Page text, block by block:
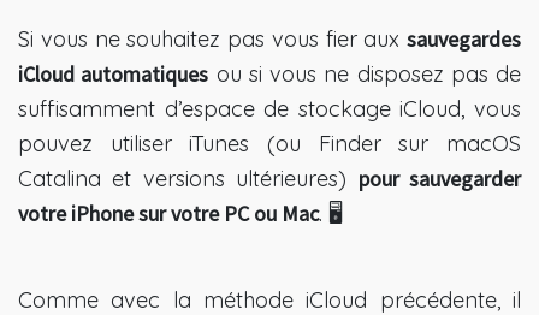
Si vous ne souhaitez pas vous fier aux sauvegardes
iCloud automatiques ou si vous ne disposez pas de
suffisamment d’espace de stockage iCloud, vous
pouvez utiliser iTunes (ou Finder sur macOS
Catalina et versions ultérieures) pour sauvegarder
votre iPhone sur votre PC ou Mac. 🖥️
Comme avec la méthode iCloud précédente, il